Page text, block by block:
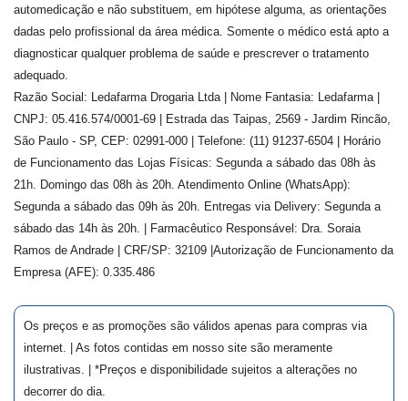
automedicação e não substituem, em hipótese alguma, as orientações
dadas pelo profissional da área médica. Somente o médico está apto a
diagnosticar qualquer problema de saúde e prescrever o tratamento
adequado.
Razão Social: Ledafarma Drogaria Ltda | Nome Fantasia: Ledafarma |
CNPJ: 05.416.574/0001-69 | Estrada das Taipas, 2569 - Jardim Rincão,
São Paulo - SP, CEP: 02991-000 | Telefone: (11) 91237-6504 | Horário
de Funcionamento das Lojas Físicas: Segunda a sábado das 08h às
21h. Domingo das 08h às 20h. Atendimento Online (WhatsApp):
Segunda a sábado das 09h às 20h. Entregas via Delivery: Segunda a
sábado das 14h às 20h. | Farmacêutico Responsável: Dra. Soraia
Ramos de Andrade
| CRF/SP: 32109 |Autorização de Funcionamento da
Empresa (AFE): 0.335.486
Os preços e as promoções são válidos apenas para compras via
internet. | As fotos contidas em nosso site são meramente
ilustrativas. | *Preços e disponibilidade sujeitos a alterações no
decorrer do dia.